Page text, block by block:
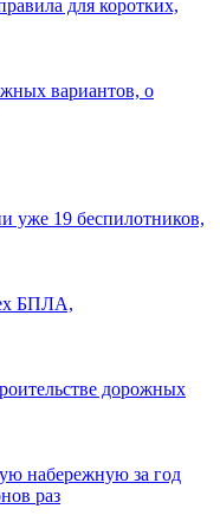
для коротких,
вариантов, о
уже 19 беспилотников,
БПЛА,
дорожных
набережную за год
раз